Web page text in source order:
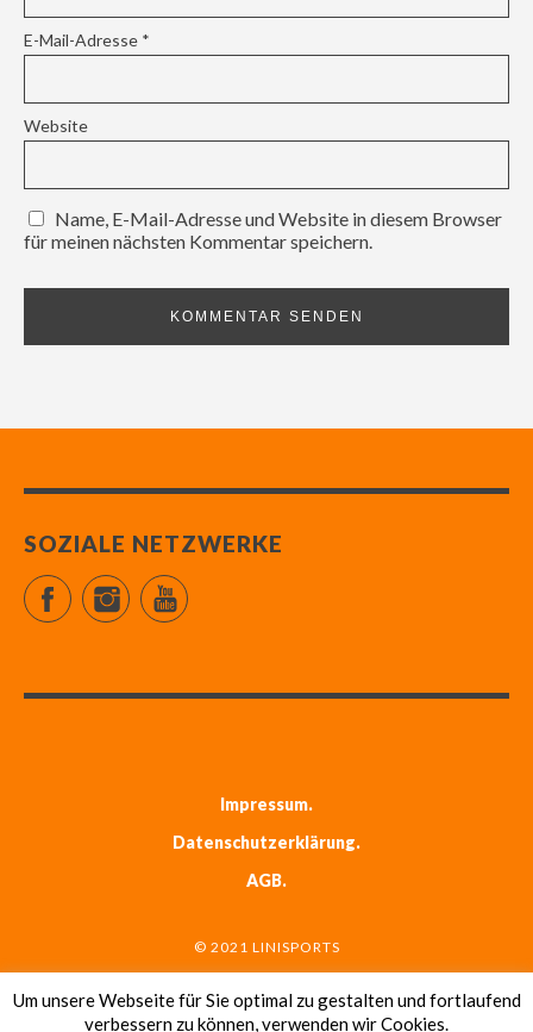
E-Mail-Adresse *
Website
Name, E-Mail-Adresse und Website in diesem Browser
für meinen nächsten Kommentar speichern.
SOZIALE NETZWERKE
FacebookInstagramYouTube
Impressum
Datenschutzerklärung
AGB
© 2021 LINISPORTS
Um unsere Webseite für Sie optimal zu gestalten und fortlaufend
verbessern zu können, verwenden wir Cookies.